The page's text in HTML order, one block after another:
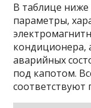
В таблице
параметры,
кондиционера,
аварийных
под капотом.
соответствуют